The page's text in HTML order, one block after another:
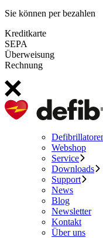
Sie können per bezahlen
Kreditkarte
SEPA
Überweisung
Rechnung
Webshop
Service
Downloads
Support
News
Blog
Newsletter
Kontakt
Über uns